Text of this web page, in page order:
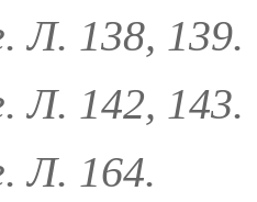
Л. 138, 139.
Л. 142, 143.
Л. 164.